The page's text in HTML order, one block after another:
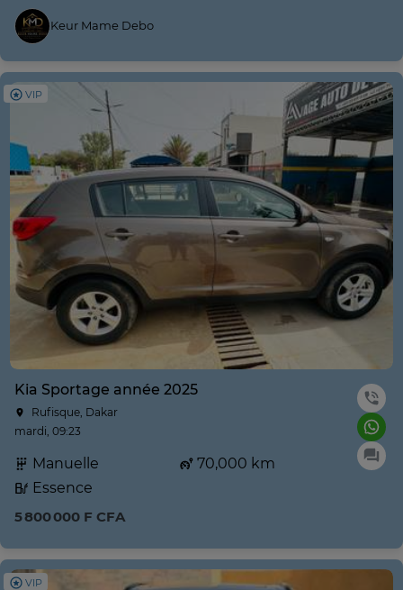
Keur Mame Debo
VIP
Kia Sportage année 2025
Rufisque, Dakar
mardi, 09:23
Manuelle
70,000 km
Essence
5 800 000 F CFA
VIP